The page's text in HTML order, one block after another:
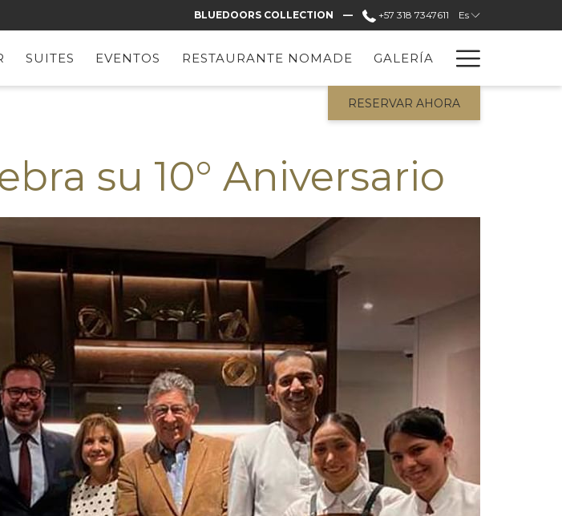
BLUEDOORS COLLECTION — +57 318 7347611 Es
SUITES EVENTOS RESTAURANTE NOMADE GALERÍA
Menu
RESERVAR AHORA
su 10° Aniversario